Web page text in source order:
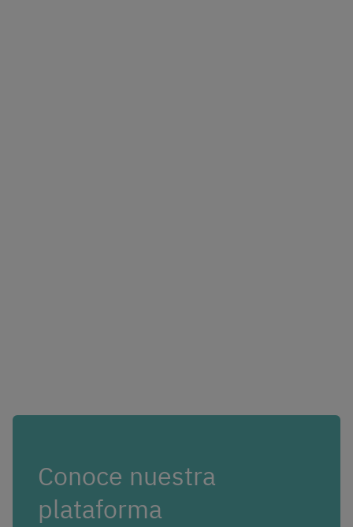
Conoce nuestra
plataforma